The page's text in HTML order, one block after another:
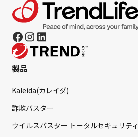
製品
Kaleida(カレイダ)
詐欺バスター
ウイルスバスター トータルセキュリティ